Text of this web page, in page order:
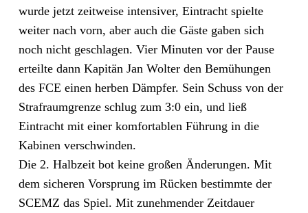
wurde jetzt zeitweise intensiver, Eintracht spielte
weiter nach vorn, aber auch die Gäste gaben sich
noch nicht geschlagen. Vier Minuten vor der Pause
erteilte dann Kapitän Jan Wolter den Bemühungen
des FCE einen herben Dämpfer. Sein Schuss von der
Strafraumgrenze schlug zum 3:0 ein, und ließ
Eintracht mit einer komfortablen Führung in die
Kabinen verschwinden.
Die 2. Halbzeit bot keine großen Änderungen. Mit
dem sicheren Vorsprung im Rücken bestimmte der
SCEMZ das Spiel. Mit zunehmender Zeitdauer